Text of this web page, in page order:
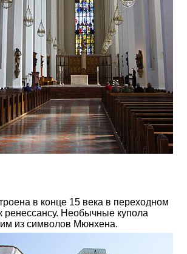
в конце 15 века в переходном
ренессансу. Необычные купола
из символов Мюнхена.